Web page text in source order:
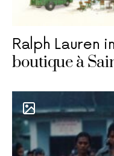
Ralph Lauren
boutique à